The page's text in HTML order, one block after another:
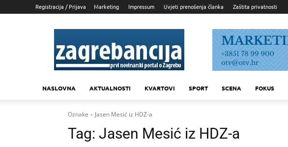
Registracija / Prijava Marketing Impressum Uvjeti prenošenja članka Zaštita privatnosti
Zagrebancija
NASLOVNA AKTUALNOSTI KVARTOVI SPORT SCENA FOKUS
Oznake Jasen Mesić iz HDZ-a
Tag: Jasen Mesić iz HDZ-a